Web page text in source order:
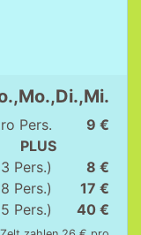
Pers.
9 €
PLUS
Pers.)
8 €
Pers.)
17 €
Pers.)
40 €